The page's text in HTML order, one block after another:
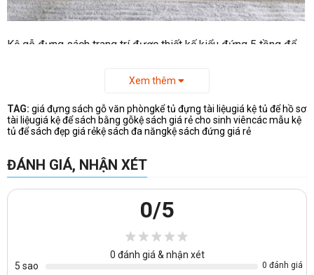
Kệ gỗ đựng sách trang trí được thiết kế kiểu đứng 5 tầng để
nghiệp melamine, có nhiều màu sắc để chọn, khách hàng có
thể chọn một trong các màu ở bảng mẫu sau
Xem thêm
TAG: giá đựng sách gỗ văn phòngkể tủ đựng tài liệugiá kệ tủ để hồ sơ
tài liệugiá kệ để sách bằng gỗkệ sách giá rẻ cho sinh viêncác mẫu kệ
tủ để sách đẹp giá rẻkệ sách đa năngkệ sách đứng giá rẻ
ĐÁNH GIÁ, NHẬN XÉT
0/5
0 đánh giá & nhận xét
5 sao
0 đánh giá